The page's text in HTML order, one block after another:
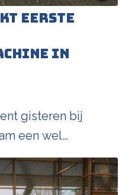
eerste
in
gisteren bij
een wel…